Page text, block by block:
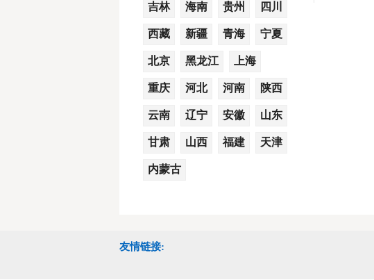
吉林 海南 贵州 四川
西藏 新疆 青海 宁夏
北京 黑龙江 上海
重庆 河北 河南 陕西
云南 辽宁 安徽 山东
甘肃 山西 福建 天津
内蒙古
友情链接: